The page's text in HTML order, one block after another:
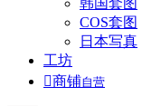
韩国套图
COS套图
日本写真
工坊
商铺自营